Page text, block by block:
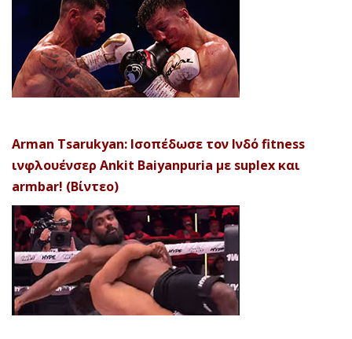
Arman Tsarukyan: Ισοπέδωσε τον Ινδό fitness
ινφλουένσερ Ankit Baiyanpuria με suplex και
armbar! (Βίντεο)